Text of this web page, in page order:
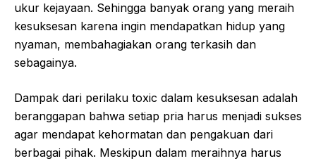
ukur kejayaan. Sehingga banyak orang yang meraih
kesuksesan karena ingin mendapatkan hidup yang
nyaman, membahagiakan orang terkasih dan
sebagainya.
Dampak dari perilaku toxic dalam kesuksesan adalah
beranggapan bahwa setiap pria harus menjadi sukses
agar mendapat kehormatan dan pengakuan dari
berbagai pihak. Meskipun dalam meraihnya harus